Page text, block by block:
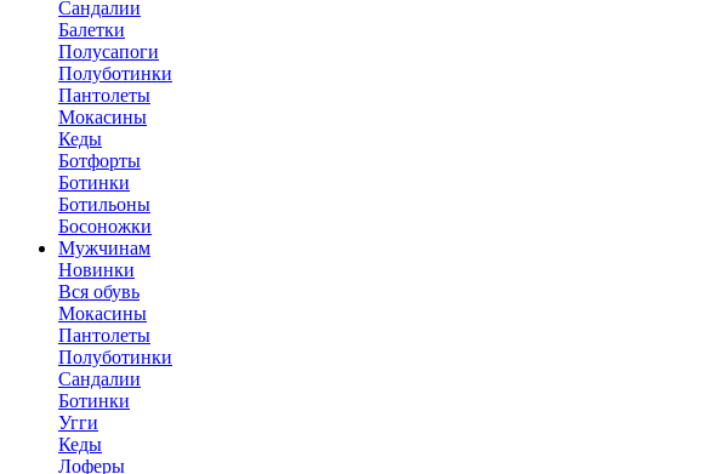
Сандалии
Балетки
Полусапоги
Полуботинки
Пантолеты
Мокасины
Кеды
Ботфорты
Ботинки
Ботильоны
Босоножки
Мужчинам
Новинки
Вся обувь
Мокасины
Пантолеты
Полуботинки
Сандалии
Ботинки
Угги
Кеды
Лоферы